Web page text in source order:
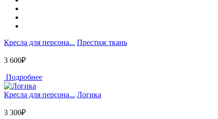
Кресла для персона... Престиж ткань
3 600₽
Подробнее
Кресла для персона... Логика
3 300₽